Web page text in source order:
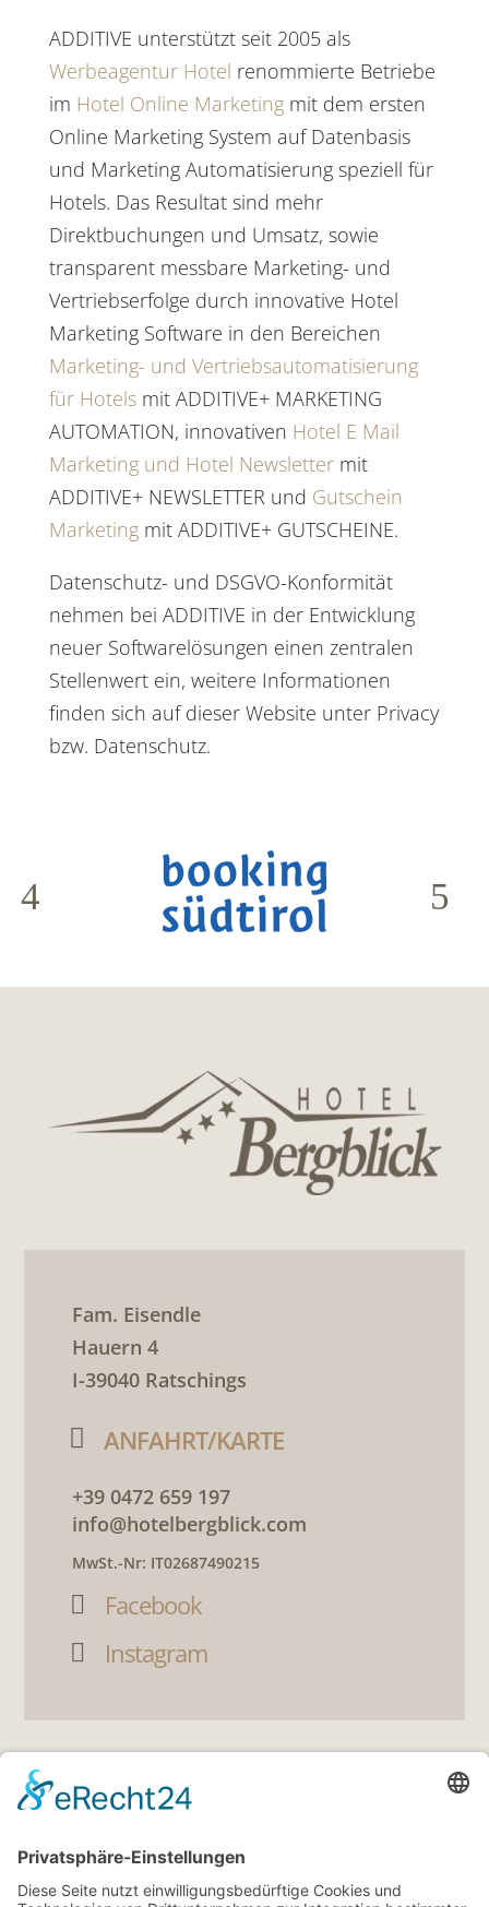
ADDITIVE unterstützt seit 2005 als
Werbeagentur Hotel renommierte Betriebe
im Hotel Online Marketingmit dem ersten
Online Marketing System auf Datenbasis
und Marketing Automatisierung speziell für
Hotels. Das Resultat sind mehr
Direktbuchungen und Umsatz, sowie
transparent messbare Marketing- und
Vertriebserfolge durch innovative Hotel
Marketing Software in den Bereichen
Marketing- und Vertriebsautomatisierung
für Hotelsmit ADDITIVE+ MARKETING
AUTOMATION, innovativen Hotel E Mail
Marketing und Hotel Newslettermit
ADDITIVE+ NEWSLETTER und Gutschein
Marketingmit ADDITIVE+ GUTSCHEINE.
Datenschutz- und DSGVO-Konformität
nehmen bei ADDITIVE in der Entwicklung
neuer Softwarelösungen einen zentralen
Stellenwert ein, weitere Informationen
finden sich auf dieser Website unter Privacy
bzw. Datenschutz.
Fam. Eisendle
Hauern 4
I-39040 Ratschings
 ANFAHRT/KARTE
+39 0472 659 197
info@hotelbergblick.com
MwSt.-Nr: IT02687490215
 Facebook
 Instagram
LINKS
5 Gutscheine
5 360° Tour